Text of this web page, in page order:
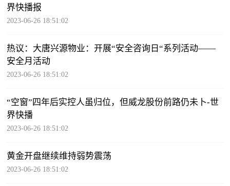
界快播报
2023-06-26 18:51:02
热议：大唐兴源物业：开展“安全咨询日“系列活动——
安全月活动
2023-06-26 18:51:02
“空窗”四年后实控人虽归位，但威龙股份前路仍未卜-世
界快播
2023-06-26 18:51:02
黄金开盘继续维持弱势震荡
2023-06-26 18:51:02